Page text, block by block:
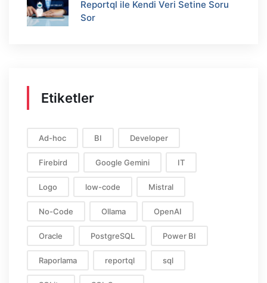
Reportql ile Kendi Veri Setine Soru
Sor
Etiketler
Ad-hoc BI Developer
Firebird Google Gemini IT
Logo low-code Mistral
No-Code Ollama OpenAI
Oracle PostgreSQL Power BI
Raporlama reportql sql